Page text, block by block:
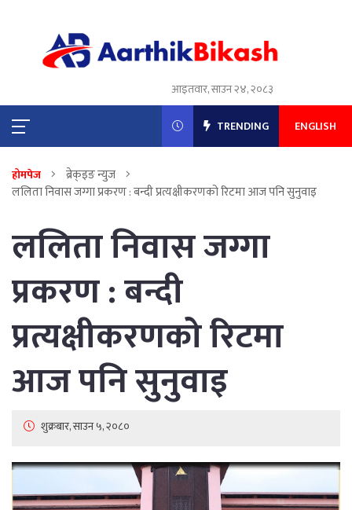
आइतवार, साउन २४, २०८३
TRENDING ENGLISH
होमपेज
ब्रेक्इङ न्युज
ललिता निवास जग्गा प्रकरण : बन्दी प्रत्यक्षीकरणको रिटमा आज पनि सुनुवाइ
ललिता निवास जग्गा
प्रकरण : बन्दी
प्रत्यक्षीकरणको रिटमा
आज पनि सुनुवाइ
शुक्रबार, साउन ५, २०८०